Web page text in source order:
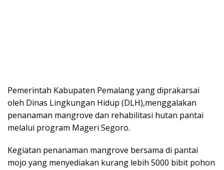
Pemerintah Kabupaten Pemalang yang diprakarsai
oleh Dinas Lingkungan Hidup (DLH),menggalakan
penanaman mangrove dan rehabilitasi hutan pantai
melalui program Mageri Segoro.
Kegiatan penanaman mangrove bersama di pantai
mojo yang menyediakan kurang lebih 5000 bibit pohon